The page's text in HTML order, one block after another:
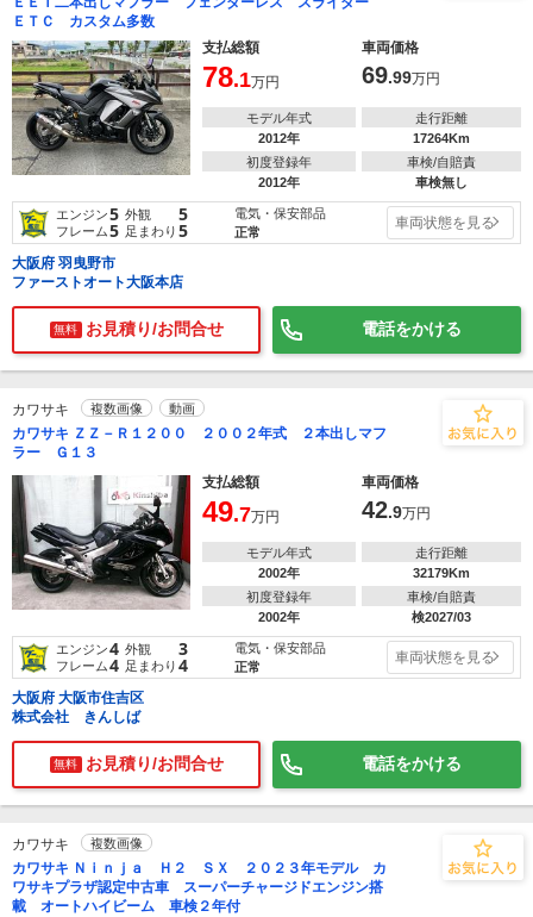
ＥＴＣ カスタム多数
支払総額
車両価格
78.1万円 69.99万円
モデル年式
2012年
走行距離
17264Km
初度登録年
2012年
車検/自賠責
車検無し
エンジン5 外観 5
フレーム5 足まわり 5
電気・保安部品
正常
車両状態を見る
大阪府 羽曳野市
ファーストオート大阪本店
無料 お見積り/お問合せ 電話をかける
カワサキ 複数画像 動画
カワサキ ＺＺ－Ｒ１２００ ２００２年式 ２本出しマフ
ラー Ｇ１３
支払総額
車両価格
49.7万円 42.9万円
モデル年式
2002年
走行距離
32179Km
初度登録年
2002年
車検/自賠責
検2027/03
エンジン4 外観 3
フレーム4 足まわり 4
電気・保安部品
正常
車両状態を見る
大阪府 大阪市住吉区
株式会社 きんしば
無料 お見積り/お問合せ 電話をかける
カワサキ 複数画像
カワサキ Ｎｉｎｊａ Ｈ２ ＳＸ ２０２３年モデル カ
ワサキプラザ認定中古車 スーパーチャージドエンジン搭
載 オートハイビーム 車検２年付